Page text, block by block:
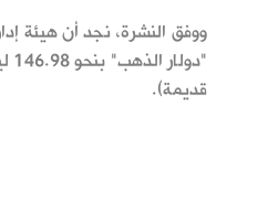
ووفق النشرة، نجد أن هيئة
قديمة).